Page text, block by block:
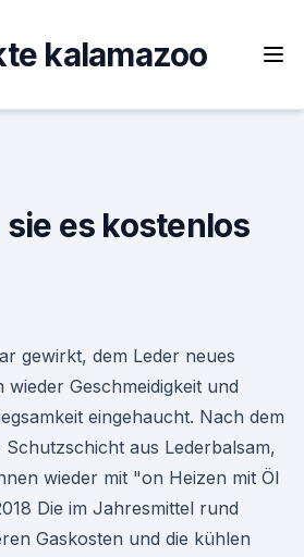
kalamazoo
es kostenlos
gewirkt, dem Leder neues
Geschmeidigkeit und
eingehaucht. Nach dem
aus Lederbalsam,
wieder mit "on Heizen mit Öl
Die im Jahresmittel rund
Gaskosten und die kühlen